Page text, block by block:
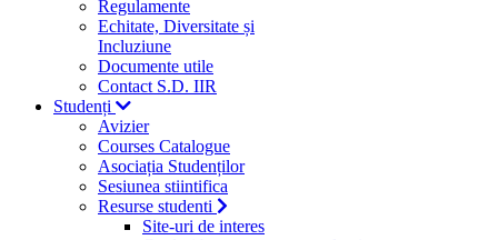
Regulamente
Echitate, Diversitate și
Incluziune
Documente utile
Contact S.D. IIR
Studenți
Avizier
Courses Catalogue
Asociația Studenților
Sesiunea stiintifica
Resurse studenti
Site-uri de interes